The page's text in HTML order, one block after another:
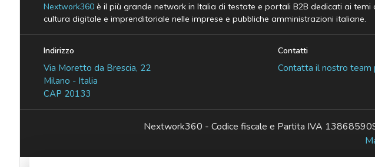
Nextwork360è il più grande network in Italia di testate e portali B2B dedicati ai temi
cultura digitale e imprenditoriale nelle imprese e pubbliche amministrazioni italiane.
Indirizzo
Via Moretto da Brescia, 22
Milano - Italia
CAP 20133
Contatti
Contatta il nostro team
Nextwork360 - Codice fiscale e Partita IVA